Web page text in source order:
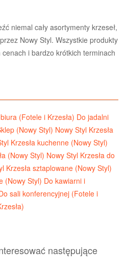
niemal cały asortymenty krzeseł,
Nowy Styl. Wszystkie produkty
i bardzo krótkich terminach
(Fotele i Krzesła) Do jadalni
(Nowy Styl) Nowy Styl Krzesła
Krzesła kuchenne (Nowy Styl)
(Nowy Styl) Nowy Styl Krzesła do
Krzesła sztaplowane (Nowy Styl)
(Nowy Styl) Do kawiarni i
sali konferencyjnej (Fotele i
następujące